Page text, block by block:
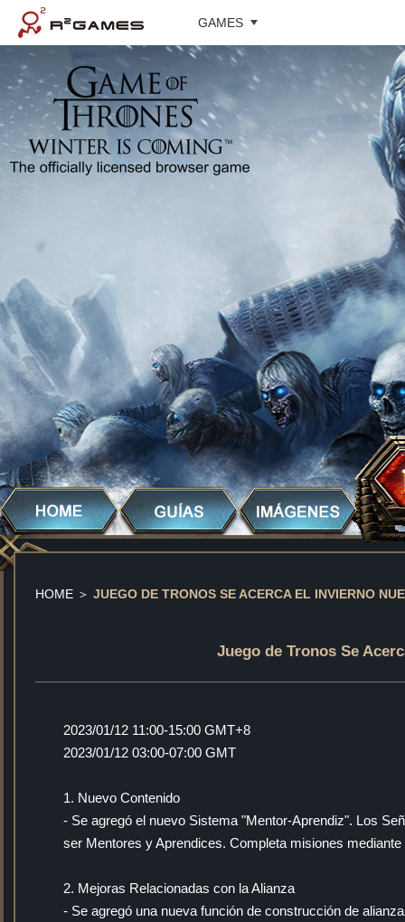
GAMES
HOME ＞ JUEGO DE TRONOS SE ACERCA EL INVIERNO
Juego de Tronos Se
2023/01/12 11:00-15:00 GMT+8
2023/01/12 03:00-07:00 GMT
1. Nuevo Contenido
- Se agregó el nuevo Sistema "Mentor-Aprendiz". Los
ser Mentores y Aprendices. Completa misiones
2. Mejoras Relacionadas con la Alianza
- Se agregó una nueva función de construcción de